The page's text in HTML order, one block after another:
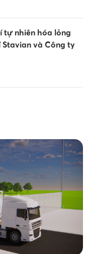
tự nhiên hóa lỏng
và Công ty